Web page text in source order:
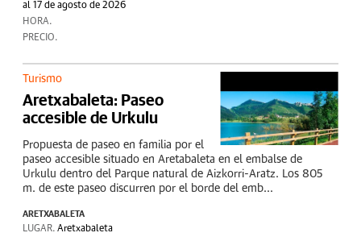
al 17 de agosto de 2026
HORA.
PRECIO.
Turismo
Aretxabaleta: Paseo
accesible de Urkulu
Propuesta de paseo en familia por el
paseo accesible situado en Aretabaleta en el embalse de
Urkulu dentro del Parque natural de Aizkorri-Aratz. Los 805
m. de este paseo discurren por el borde del emb...
ARETXABALETA
LUGAR. Aretxabaleta